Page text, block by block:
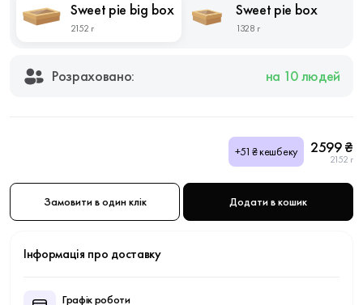
Sweet pie big box
2152 г
Sweet pie box
1328 г
Розраховано: на 10 людей
+51₴ кешбеку 2599 ₴
2152 г
Замовити в один клік Додати в кошик
Інформація про доставку
Графік роботи